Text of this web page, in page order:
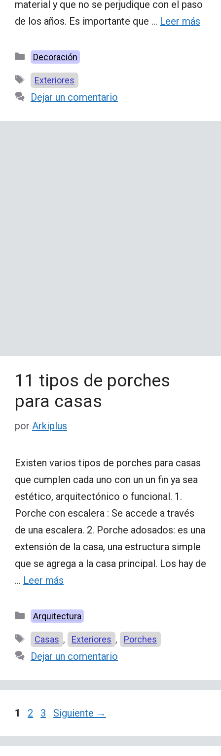
material y que no se perjudique con el paso
de los años. Es importante que … Leer más
Categorías
Decoración
Etiquetas
Exteriores
Dejar un comentario
11 tipos de porches
para casas
por Arkiplus
Existen varios tipos de porches para casas
que cumplen cada uno con un un fin ya sea
estético, arquitectónico o funcional. 1.
Porche con escalera : Se accede a través
de una escalera. 2. Porche adosados: es una
extensión de la casa, una estructura simple
que se agrega a la casa principal. Los hay de
… Leer más
Categorías
Arquitectura
Etiquetas
Casas , Exteriores , Porches
Dejar un comentario
Página
1 Página
2 Página
3 Siguiente →